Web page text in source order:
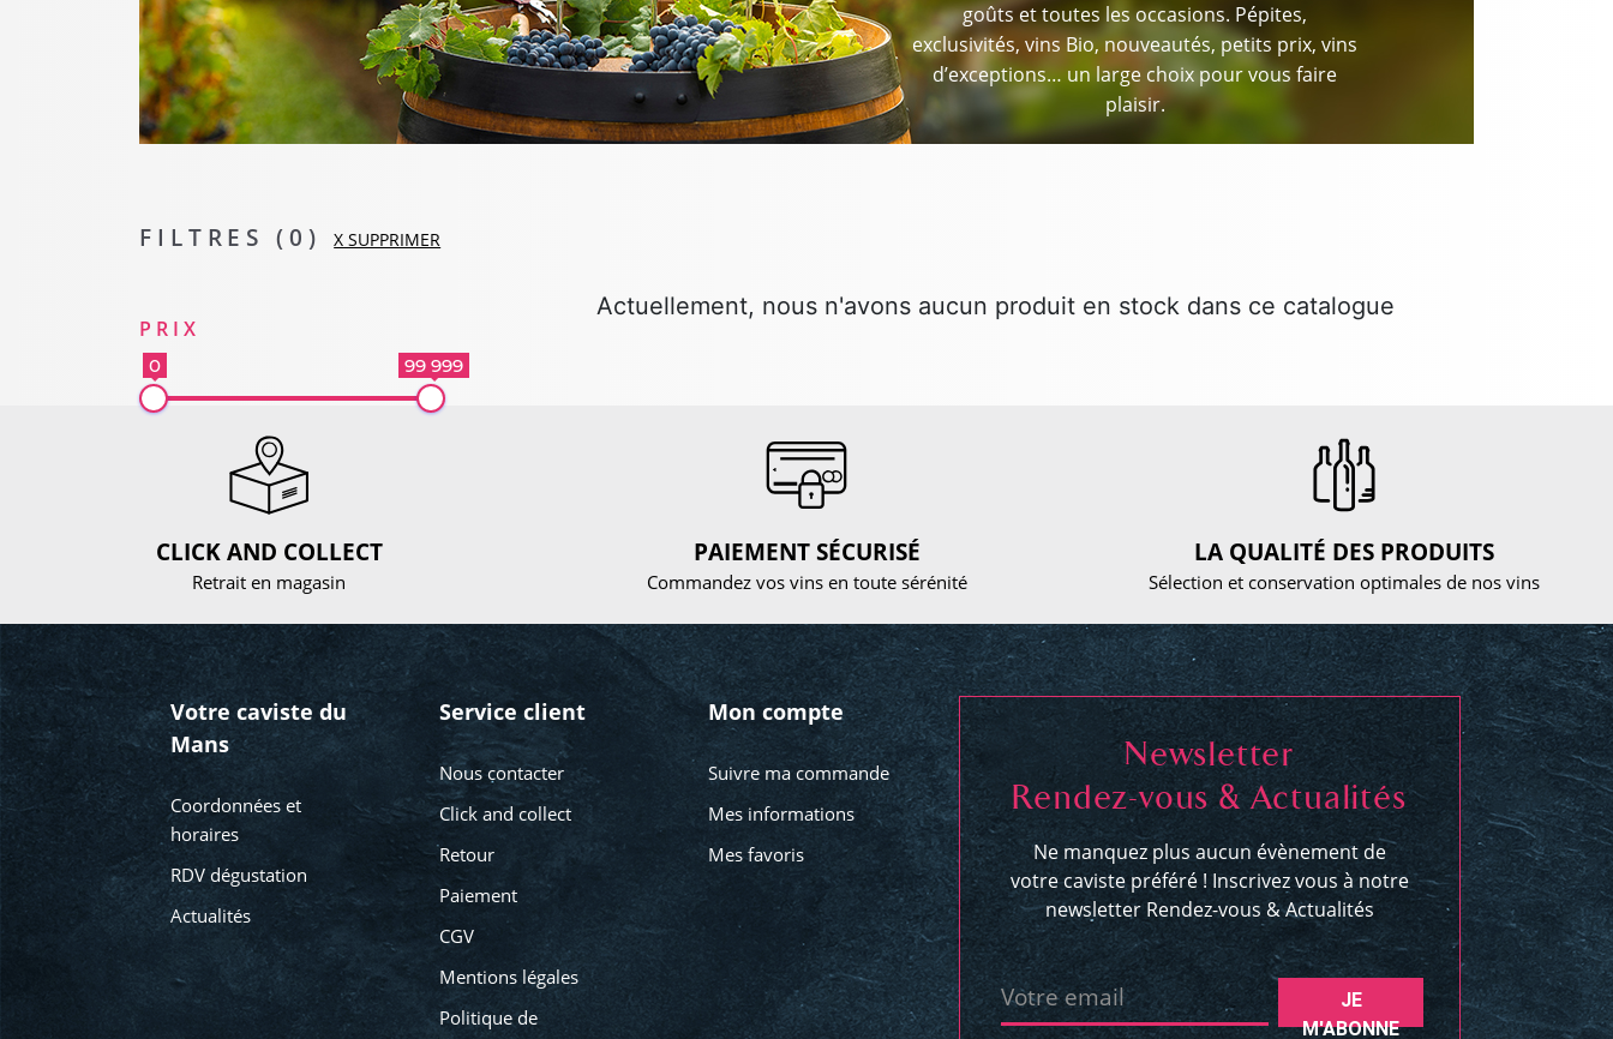
goûts et toutes les occasions. Pépites,
exclusivités, vins Bio, nouveautés, petits prix, vins
d’exceptions… un large choix pour vous faire
plaisir.
FILTRES (0) X SUPPRIMER
PRIX
0 99 999
Actuellement, nous n'avons aucun produit en stock dans ce catalogue
CLICK AND COLLECT
Retrait en magasin
PAIEMENT SÉCURISÉ
Commandez vos vins en toute sérénité
LA QUALITÉ DES PRODUITS
Sélection et conservation optimales de nos vins
Votre caviste du
Mans
Coordonnées et
horaires
RDV dégustation
Actualités
Service client
Nous contacter
Click and collect
Retour
Paiement
CGV
Mentions légales
Politique de
Mon compte
Suivre ma commande
Mes informations
Mes favoris
Newsletter
Rendez-vous & Actualités
Ne manquez plus aucun évènement de
votre caviste préféré ! Inscrivez vous à notre
newsletter Rendez-vous & Actualités
Votre email
JE
M'ABONNE